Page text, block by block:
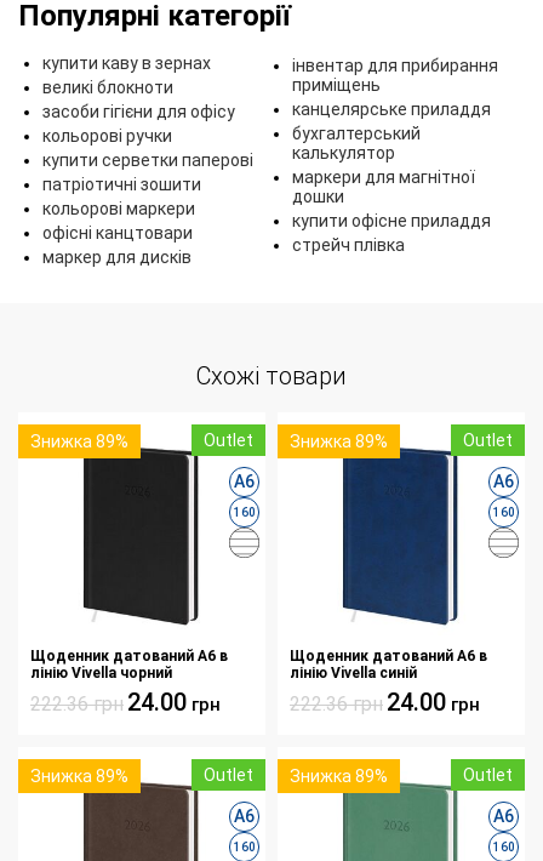
Популярні категорії
купити каву в зернах
великі блокноти
засоби гігієни для офісу
кольорові ручки
купити серветки паперові
патріотичні зошити
кольорові маркери
офісні канцтовари
маркер для дисків
інвентар для прибирання
приміщень
канцелярське приладдя
бухгалтерський
калькулятор
маркери для магнітної
дошки
купити офісне приладдя
стрейч плівка
Схожі товари
Outlet
Знижка 89%
А6
160
Щоденник датований А6 в
лінію Vivella чорний
222.36 грн 24.00 грн
Outlet
Знижка 89%
А6
160
Щоденник датований А6 в
лінію Vivella синій
222.36 грн 24.00 грн
Outlet
Знижка 89%
А6
160
Outlet
Знижка 89%
А6
160